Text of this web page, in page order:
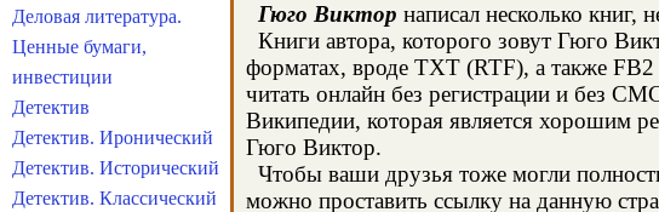
Гюго Виктор написал несколько книг,
Книги автора, которого зовут Гюго
форматах, вроде TXT (RTF), а также
читать онлайн без регистрации и без
Википедии, которая является хорошим
Гюго Виктор.
Чтобы ваши друзья тоже могли
можно проставить ссылку на данную
Деловая литература.
Ценные бумаги,
инвестиции
Детектив
Детектив. Иронический
Детектив. Исторический
Детектив. Классический